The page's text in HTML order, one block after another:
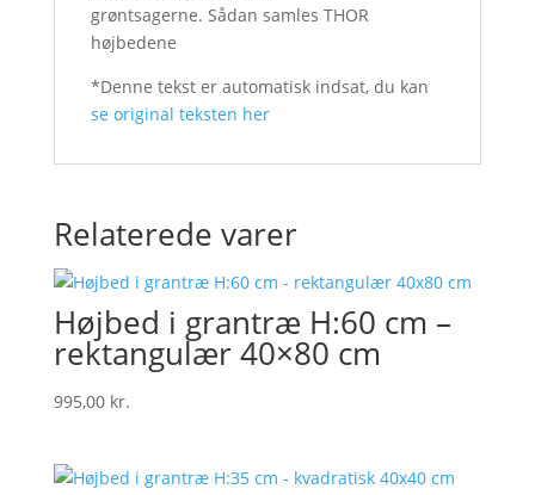
grøntsagerne. Sådan samles THOR
højbedene
*Denne tekst er automatisk indsat, du kan
se original teksten her
Relaterede varer
Højbed i grantræ H:60 cm –
rektangulær 40×80 cm
995,00 kr.